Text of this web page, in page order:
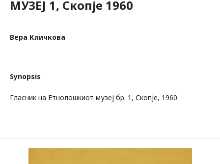
МУЗЕЈ 1, Скопје 1960
Вера Кличкова
Synopsis
Гласник на Етнолошкиот музеј бр. 1, Скопје, 1960.